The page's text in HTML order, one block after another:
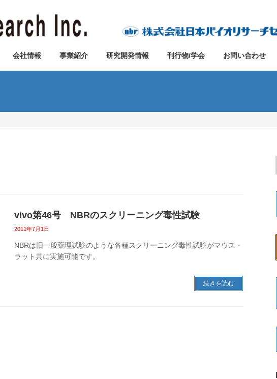
会社情報 事業紹介 研究開発情報 刊行物/学会 お問い合わせ
vivo第46号 NBRのスクリーニング毒性試験
2011年7月1日
NBRは旧一般薬理試験のような各種スクリーニング毒性試験がマウス・
ラット共に実施可能です。
続きを読む